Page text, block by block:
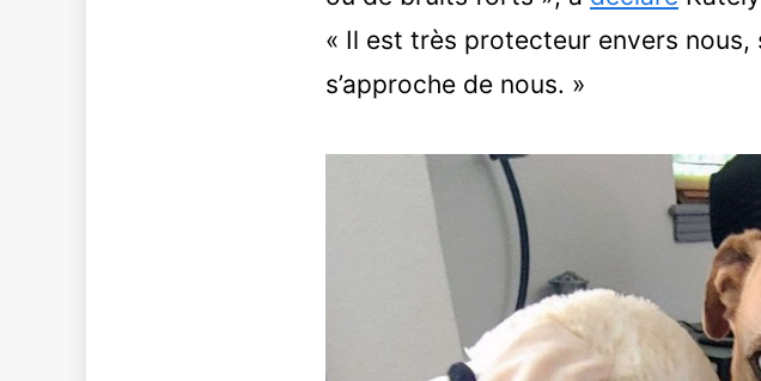
« Il est très protecteur envers nous,
s’approche de nous. »